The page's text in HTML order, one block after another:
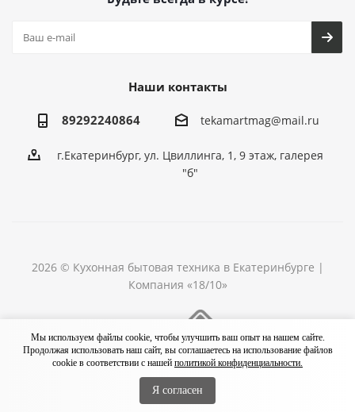
Наши контакты
89292240864 tekamartmag@mail.ru
г.Екатеринбург, ул. Цвиллинга, 1, 9 этаж, галерея
"б"
2026 © Кухонная бытовая техника в Екатеринбурге |
Компания «18/10»
Мы используем файлы cookie, чтобы улучшить ваш опыт на нашем сайте.
Продолжая использовать наш сайт, вы соглашаетесь на использование файлов
cookie в соответствии с нашей политикой конфиденциальности.
Я согласен